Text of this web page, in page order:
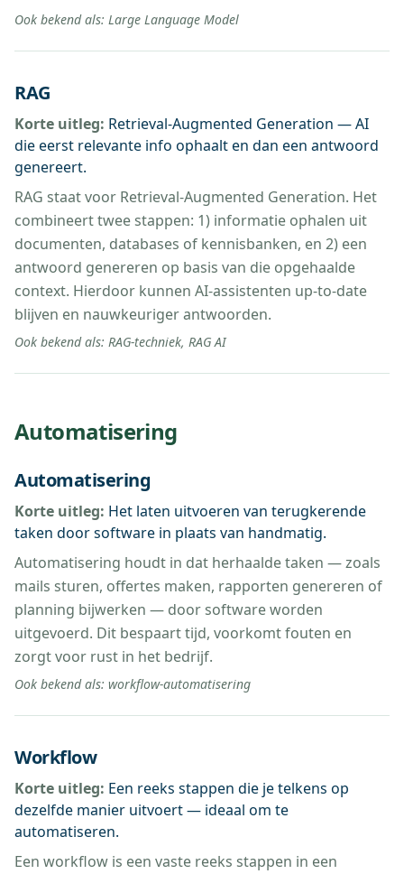
Ook bekend als: Large Language Model
RAG
Korte uitleg: Retrieval-Augmented Generation — AI
die eerst relevante info ophaalt en dan een antwoord
genereert.
RAG staat voor Retrieval-Augmented Generation. Het
combineert twee stappen: 1) informatie ophalen uit
documenten, databases of kennisbanken, en 2) een
antwoord genereren op basis van die opgehaalde
context. Hierdoor kunnen AI-assistenten up-to-date
blijven en nauwkeuriger antwoorden.
Ook bekend als: RAG-techniek, RAG AI
Automatisering
Automatisering
Korte uitleg: Het laten uitvoeren van terugkerende
taken door software in plaats van handmatig.
Automatisering houdt in dat herhaalde taken — zoals
mails sturen, offertes maken, rapporten genereren of
planning bijwerken — door software worden
uitgevoerd. Dit bespaart tijd, voorkomt fouten en
zorgt voor rust in het bedrijf.
Ook bekend als: workflow-automatisering
Workflow
Korte uitleg: Een reeks stappen die je telkens op
dezelfde manier uitvoert — ideaal om te
automatiseren.
Een workflow is een vaste reeks stappen in een